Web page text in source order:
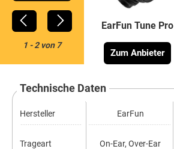
1-2von 7
EarFun Tune Pro
Zum Anbieter
Technische Daten
Hersteller
Trageart
EarFun
On-Ear, Over-Ear